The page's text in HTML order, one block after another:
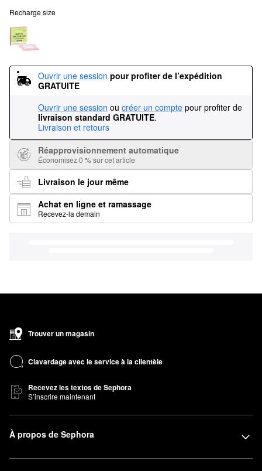
Recharge size
Ouvrir une session pour profiter de l’expédition
GRATUITE
Ouvrir une session ou créer un compte pour profiter de
livraison standard GRATUITE.
Livraison et retours
Réapprovisionnement automatique
Économisez 0 % sur cet article
Livraison le jour même
Achat en ligne et ramassage
Recevez-la demain
Trouver un magasin
Clavardage avec le service à la clientèle
Recevez les textos de Sephora
S’inscrire maintenant
À propos de Sephora